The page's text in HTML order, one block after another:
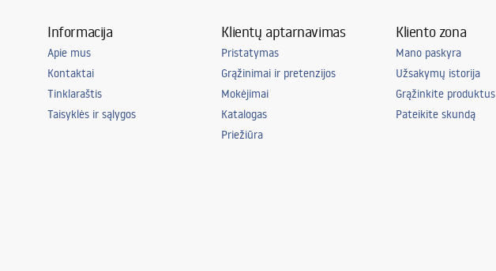
Informacija
Apie mus
Kontaktai
Tinklaraštis
Taisyklės ir sąlygos
Klientų aptarnavimas
Pristatymas
Grąžinimai ir pretenzijos
Mokėjimai
Katalogas
Priežiūra
Kliento zona
Mano paskyra
Užsakymų istorija
Grąžinkite produktus
Pateikite skundą